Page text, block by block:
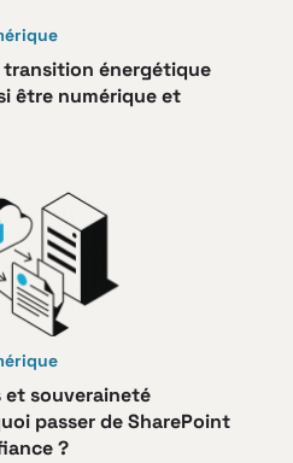
transition énergétique
être numérique et
et souveraineté
passer de SharePoint
?